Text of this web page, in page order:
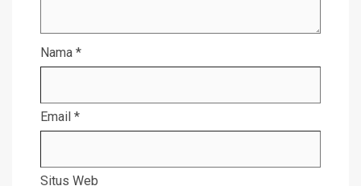
Nama *
Email *
Situs Web